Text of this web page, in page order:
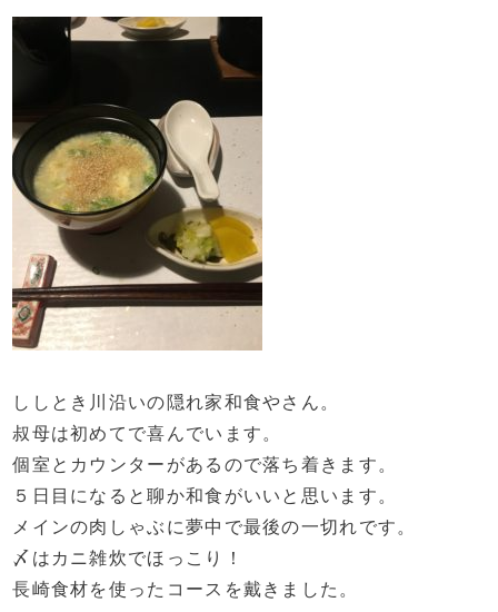
ししとき川沿いの隠れ家和食やさん。
叔母は初めてで喜んでいます。
個室とカウンターがあるので落ち着きます。
５日目になると聊か和食がいいと思います。
メインの肉しゃぶに夢中で最後の一切れです。
〆はカニ雑炊でほっこり！
長崎食材を使ったコースを戴きました。